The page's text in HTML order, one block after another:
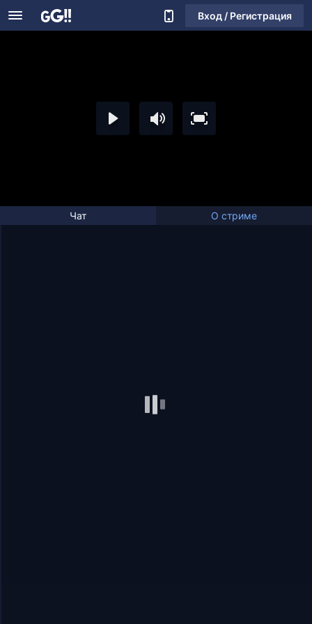
Вход / Регистрация
Чат О стриме